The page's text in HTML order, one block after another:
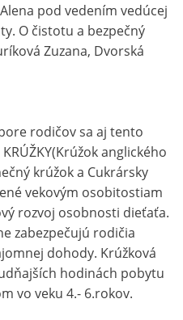
pod vedením vedúcej
O čistotu a bezpečný
Zuzana, Dvorská
rodičov sa aj tento
anglického
krúžok a Cukrársky
vekovým osobitostiam
rozvoj osobnosti dieťaťa.
zabezpečujú rodičia
dohody. Krúžková
hodinách pobytu
vo veku 4.- 6.rokov.